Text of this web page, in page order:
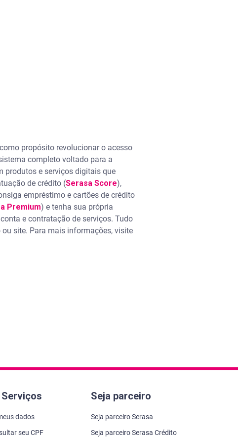
propósito revolucionar o acesso
completo voltado para a
produtos e serviços digitais que
de crédito (Serasa Score),
empréstimo e cartões de crédito
Premium) e tenha sua própria
e contratação de serviços. Tudo
site. Para mais informações, visite
dados
seu CPF
Seja parceiro
Seja parceiro Serasa
Seja parceiro Serasa Crédito